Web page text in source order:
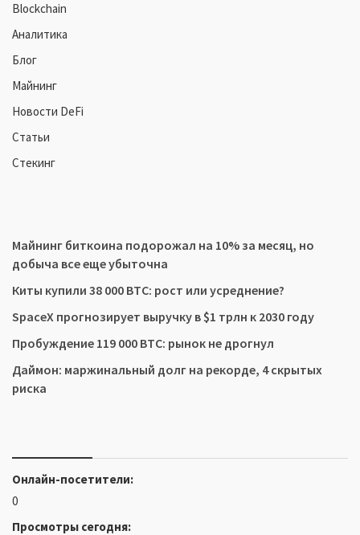
Blockchain
Аналитика
Блог
Майнинг
Новости DeFi
Статьи
Стекинг
Майнинг биткоина подорожал на 10% за месяц, но
добыча все еще убыточна
Киты купили 38 000 BTC: рост или усреднение?
SpaceX прогнозирует выручку в $1 трлн к 2030 году
Пробуждение 119 000 BTC: рынок не дрогнул
Даймон: маржинальный долг на рекорде, 4 скрытых
риска
Онлайн-посетители:
0
Просмотры сегодня: